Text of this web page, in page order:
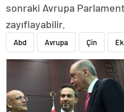
sonraki Avrupa
zayıflayabilir.
Abd Avrupa Çin